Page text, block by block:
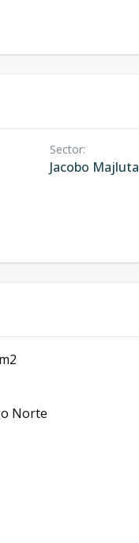
Sector:
Jacobo Majluta
Norte